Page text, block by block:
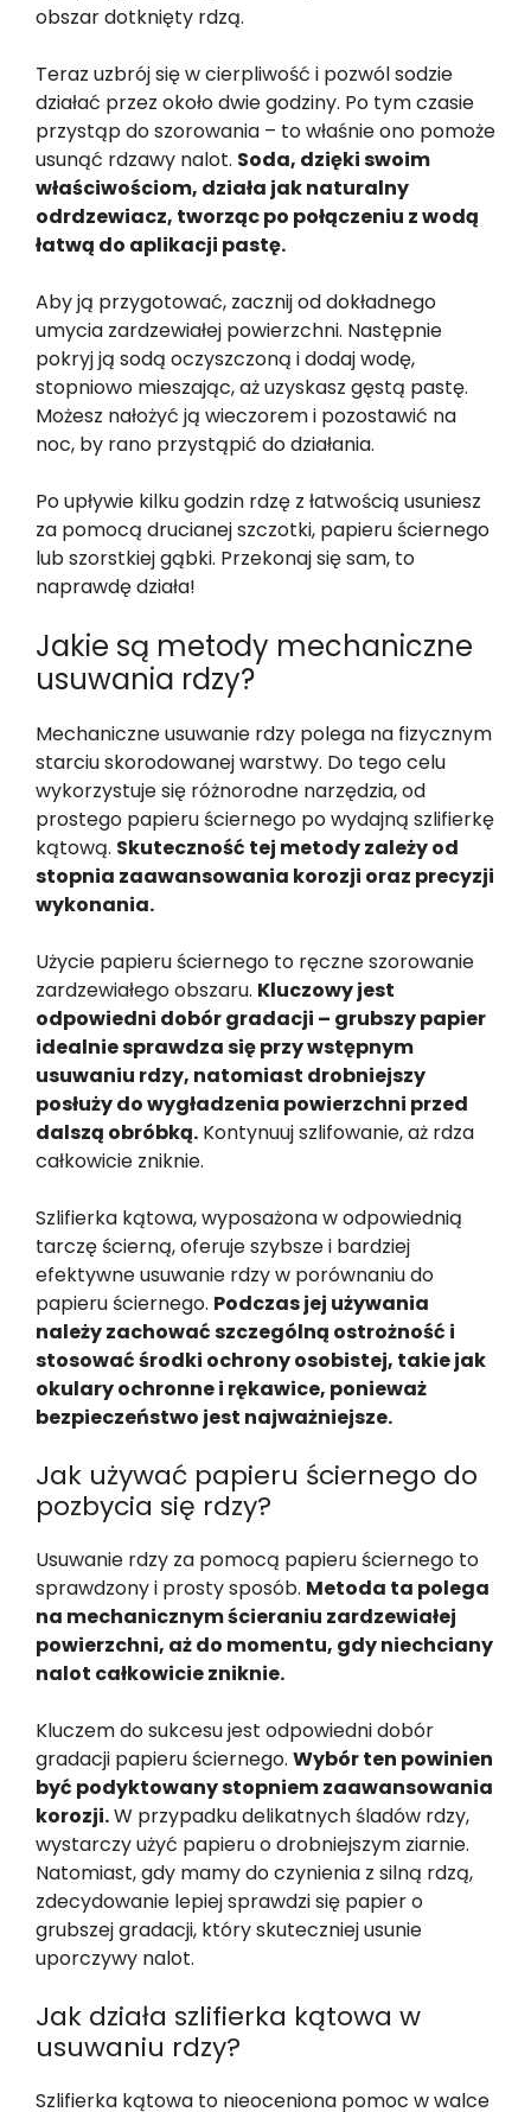
obszar dotknięty rdzą.
Teraz uzbrój się w cierpliwość i pozwól sodzie
działać przez około dwie godziny. Po tym czasie
przystąp do szorowania – to właśnie ono pomoże
usunąć rdzawy nalot. Soda, dzięki swoim
właściwościom, działa jak naturalny
odrdzewiacz, tworząc po połączeniu z wodą
łatwą do aplikacji pastę.
Aby ją przygotować, zacznij od dokładnego
umycia zardzewiałej powierzchni. Następnie
pokryj ją sodą oczyszczoną i dodaj wodę,
stopniowo mieszając, aż uzyskasz gęstą pastę.
Możesz nałożyć ją wieczorem i pozostawić na
noc, by rano przystąpić do działania.
Po upływie kilku godzin rdzę z łatwością usuniesz
za pomocą drucianej szczotki, papieru ściernego
lub szorstkiej gąbki. Przekonaj się sam, to
naprawdę działa!
Jakie są metody mechaniczne
usuwania rdzy?
Mechaniczne usuwanie rdzy polega na fizycznym
starciu skorodowanej warstwy. Do tego celu
wykorzystuje się różnorodne narzędzia, od
prostego papieru ściernego po wydajną szlifierkę
kątową. Skuteczność tej metody zależy od
stopnia zaawansowania korozji oraz precyzji
wykonania.
Użycie papieru ściernego to ręczne szorowanie
zardzewiałego obszaru. Kluczowy jest
odpowiedni dobór gradacji – grubszy papier
idealnie sprawdza się przy wstępnym
usuwaniu rdzy, natomiast drobniejszy
posłuży do wygładzenia powierzchni przed
dalszą obróbką. Kontynuuj szlifowanie, aż rdza
całkowicie zniknie.
Szlifierka kątowa, wyposażona w odpowiednią
tarczę ścierną, oferuje szybsze i bardziej
efektywne usuwanie rdzy w porównaniu do
papieru ściernego. Podczas jej używania
należy zachować szczególną ostrożność i
stosować środki ochrony osobistej, takie jak
okulary ochronne i rękawice, ponieważ
bezpieczeństwo jest najważniejsze.
Jak używać papieru ściernego do
pozbycia się rdzy?
Usuwanie rdzy za pomocą papieru ściernego to
sprawdzony i prosty sposób. Metoda ta polega
na mechanicznym ścieraniu zardzewiałej
powierzchni, aż do momentu, gdy niechciany
nalot całkowicie zniknie.
Kluczem do sukcesu jest odpowiedni dobór
gradacji papieru ściernego. Wybór ten powinien
być podyktowany stopniem zaawansowania
korozji.W przypadku delikatnych śladów rdzy,
wystarczy użyć papieru o drobniejszym ziarnie.
Natomiast, gdy mamy do czynienia z silną rdzą,
zdecydowanie lepiej sprawdzi się papier o
grubszej gradacji, który skuteczniej usunie
uporczywy nalot.
Jak działa szlifierka kątowa w
usuwaniu rdzy?
Szlifierka kątowa to nieoceniona pomoc w walce